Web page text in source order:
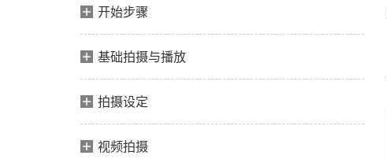
开始步骤
基础拍摄与播放
拍摄设定
视频拍摄